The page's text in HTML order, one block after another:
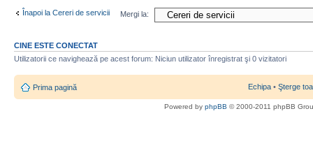
Înapoi la Cereri de servicii Mergi la:
CINE ESTE CONECTAT
Utilizatorii ce navighează pe acest forum: Niciun utilizator înregistrat şi 0 vizitatori
Prima pagină Echipa • Şterge
Powered by phpBB © 2000-2011 phpBB